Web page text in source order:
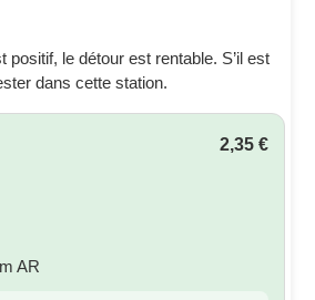
positif, le détour est rentable. S’il est
dans cette station.
2,35 €
AR